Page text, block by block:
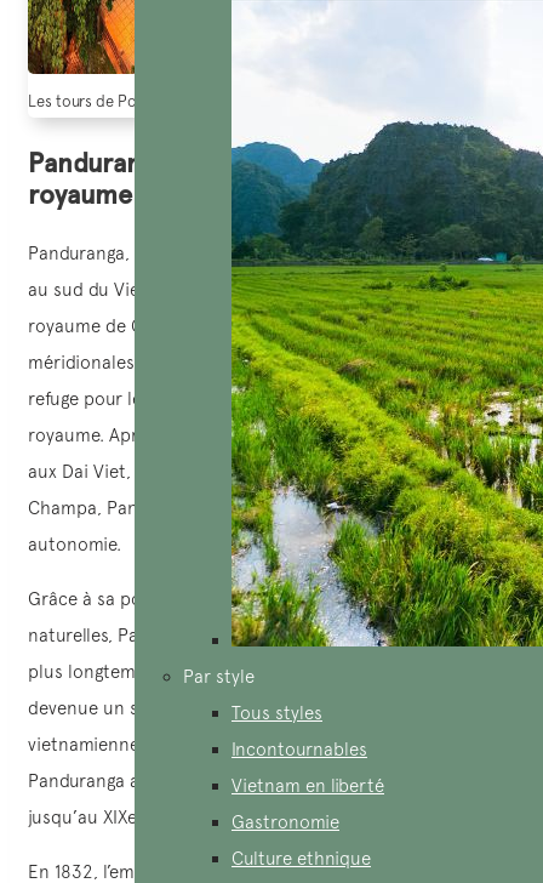
Par style
Tous styles
Incontournables
Vietnam en liberté
Gastronomie
Culture ethnique
Les tours de Po Nagar situé à Nha Trang, vestige du royaume Champa
Panduranga – le dernier bastion du
royaume Champa
Panduranga, situé dans l’actuelle province de Ninh Thuan
au sud du Vietnam, a joué un rôle crucial dans l’histoire du
royaume de Champa. En tant que l’une des régions
méridionales les plus importantes, Panduranga a servi de
refuge pour les Cham durant les derniers siècles de leur
royaume. Après la défaite écrasante des Cham en 1471 face
aux Dai Viet, qui a marqué la fin de la puissance de
Champa, Panduranga a réussi à maintenir une certaine
autonomie.
Grâce à sa position géographique et à ses fortifications
naturelles, Panduranga a résisté à l’expansion vietnamienne
plus longtemps que les autres régions de Champa. Elle est
devenue un sanctuaire pour les Cham fuyant les invasions
vietnamiennes. Malgré les pressions constantes,
Panduranga a réussi à préserver son indépendance
jusqu’au XIXe siècle.
En 1832, l’empereur Minh Mang de la dynastie Nguyen a